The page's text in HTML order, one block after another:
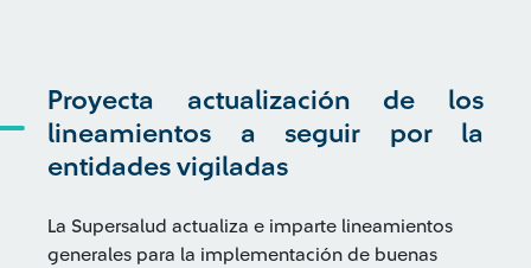
Proyecta actualización de los
lineamientos a seguir por la
entidades vigiladas
La Supersalud actualiza e imparte lineamientos
generales para la implementación de buenas